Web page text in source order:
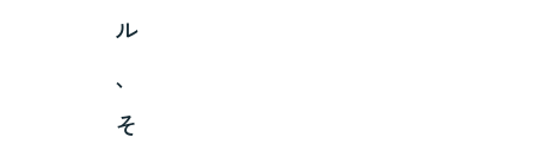
ル
、
そ